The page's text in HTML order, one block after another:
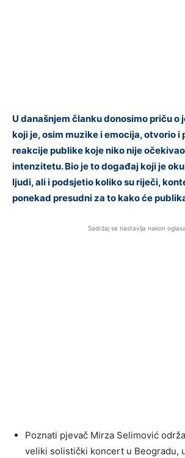
U današnjem članku donosimo priču o
koji je, osim muzike i emocija, otvorio i
reakcije publike koje niko nije
intenzitetu. Bio je to događaj koji je
ljudi, ali i podsjetio koliko su riječi,
ponekad presudni za to kako će
Sadržaj se nastavlja nakon oglasa
Poznati pjevač Mirza Selimović
veliki solistički koncert u Beogradu,